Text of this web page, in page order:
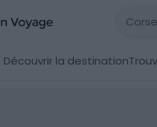
Découvrir la destination